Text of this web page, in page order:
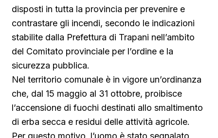
disposti in tutta la provincia per prevenire e
contrastare gli incendi, secondo le indicazioni
stabilite dalla Prefettura di Trapani nell’ambito
del Comitato provinciale per l’ordine e la
sicurezza pubblica.
Nel territorio comunale è in vigore un’ordinanza
che, dal 15 maggio al 31 ottobre, proibisce
l’accensione di fuochi destinati allo smaltimento
di erba secca e residui delle attività agricole.